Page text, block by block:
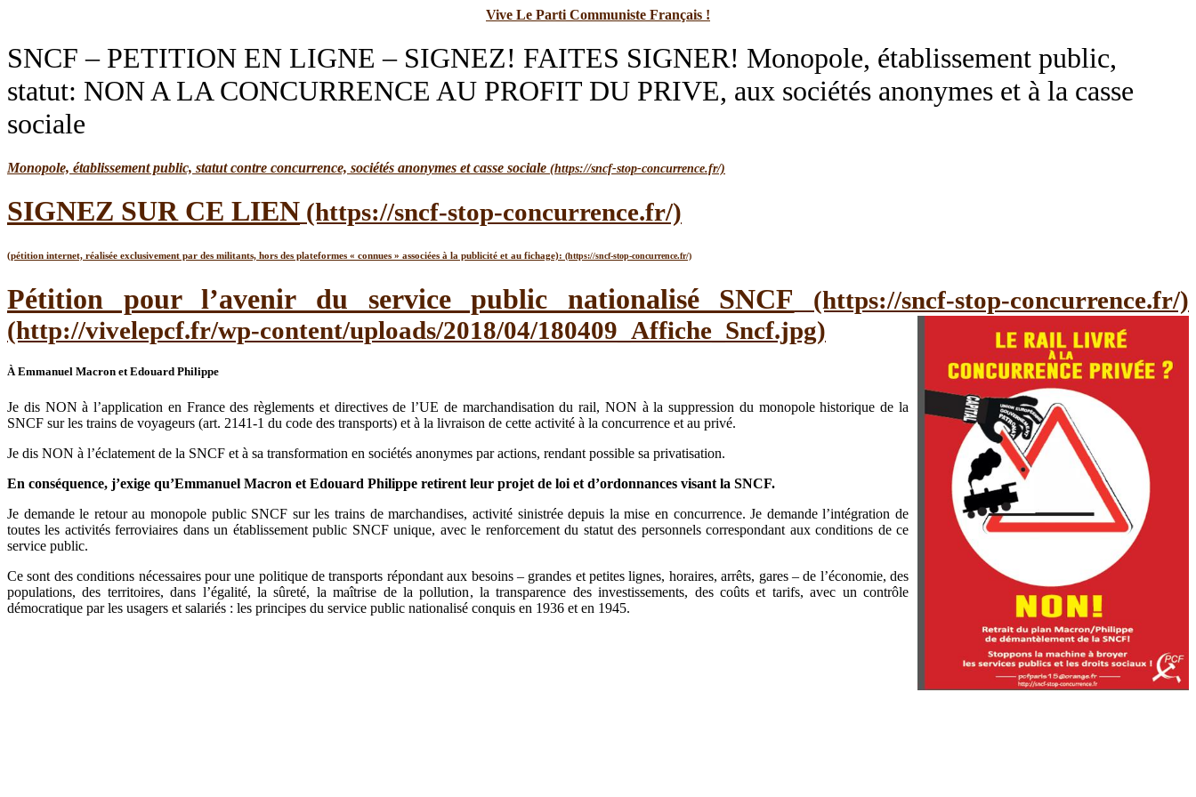
Vive Le Parti Communiste Français !
SNCF – PETITION EN LIGNE – SIGNEZ! FAITES SIGNER! Monopole, établissement public,
statut: NON A LA CONCURRENCE AU PROFIT DU PRIVE, aux sociétés anonymes et à la casse
sociale
Monopole, établissement public, statutcontre concurrence, sociétés anonymes et casse sociale
SIGNEZ SUR CE LIEN
(pétition internet, réalisée exclusivement par des militants, hors des plateformes « connues » associées à la publicité et au fichage):
Pétition pour l’avenir du service public nationalisé SNCF
À Emmanuel Macron et Edouard Philippe
Je dis NON à l’application en France des règlements et directives de l’UE de marchandisation du rail, NON à la suppression du monopole historique de la
SNCF sur les trains de voyageurs (art. 2141-1 du code des transports) et à la livraison de cette activité à la concurrence et au privé.
Je dis NON à l’éclatement de la SNCF et à sa transformation en sociétés anonymes par actions, rendant possible sa privatisation.
En conséquence, j’exige qu’Emmanuel Macron et Edouard Philippe retirent leur projet de loi et d’ordonnances visant la SNCF.
Je demande le retour au monopole public SNCF sur les trains de marchandises, activité sinistrée depuis la mise en concurrence. Je demande l’intégration de
toutes les activités ferroviaires dans un établissement public SNCF unique, avec le renforcement du statut des personnels correspondant aux conditions de ce
service public.
Ce sont des conditions nécessaires pour une politique de transports répondant aux besoins – grandes et petites lignes, horaires, arrêts, gares – de l’économie, des
populations, des territoires, dans l’égalité, la sûreté, la maîtrise de la pollution, la transparence des investissements, des coûts et tarifs, avec un contrôle
démocratique par les usagers et salariés : les principes du service public nationalisé conquis en 1936 et en 1945.